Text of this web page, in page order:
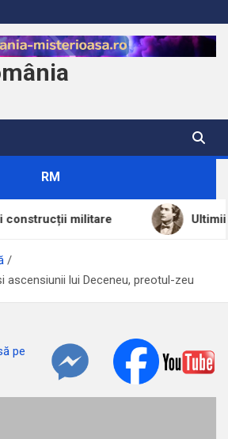
RM
Ultimii șase ani de
ascensiunii lui Deceneu, preotul-zeu